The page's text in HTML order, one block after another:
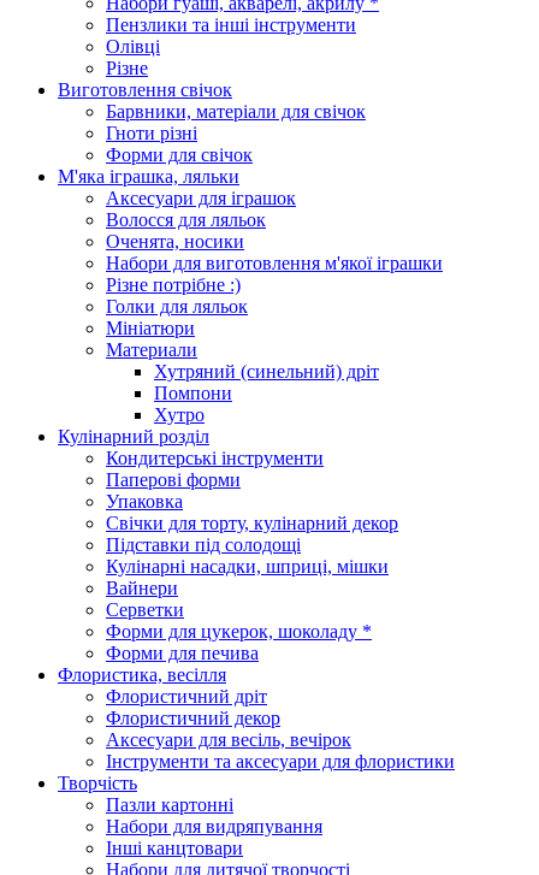
Пензлики та інші інструменти
Олівці
Різне
Виготовлення свічок
Барвники, матеріали для свічок
Гноти різні
Форми для свічок
М'яка іграшка, ляльки
Аксесуари для іграшок
Волосся для ляльок
Оченята, носики
Набори для виготовлення м'якої іграшки
Різне потрібне :)
Голки для ляльок
Мініатюри
Материали
Хутряний (синельний) дріт
Помпони
Хутро
Кулінарний розділ
Кондитерські інструменти
Паперові форми
Упаковка
Свічки для торту, кулінарний декор
Підставки під солодощі
Кулінарні насадки, шприці, мішки
Вайнери
Серветки
Форми для цукерок, шоколаду *
Форми для печива
Флористика, весілля
Флористичний дріт
Флористичний декор
Аксесуари для весіль, вечірок
Інструменти та аксесуари для флористики
Творчість
Пазли картонні
Набори для видряпування
Інші канцтовари
Набори для дитячої творчості